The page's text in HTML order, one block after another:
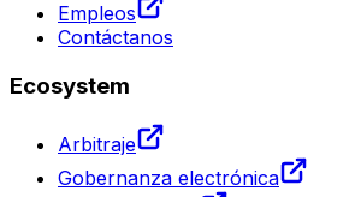
Empleos
Contáctanos
Ecosystem
Arbitraje
Gobernanza electrónica